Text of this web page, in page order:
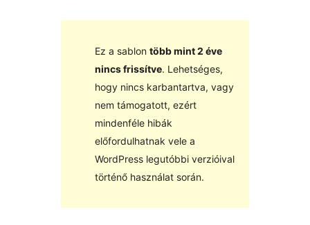
Ez a sablon több mint 2 éve
nincs frissítve. Lehetséges,
hogy nincs karbantartva, vagy
nem támogatott, ezért
mindenféle hibák
előfordulhatnak vele a
WordPress legutóbbi verzióival
történő használat során.